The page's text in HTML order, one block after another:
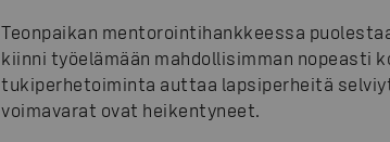
Teonpaikan mentorointihankkeessa
kiinni työelämään mahdollisimman nopeasti
tukiperhetoiminta auttaa lapsiperheitä
voimavarat ovat heikentyneet.